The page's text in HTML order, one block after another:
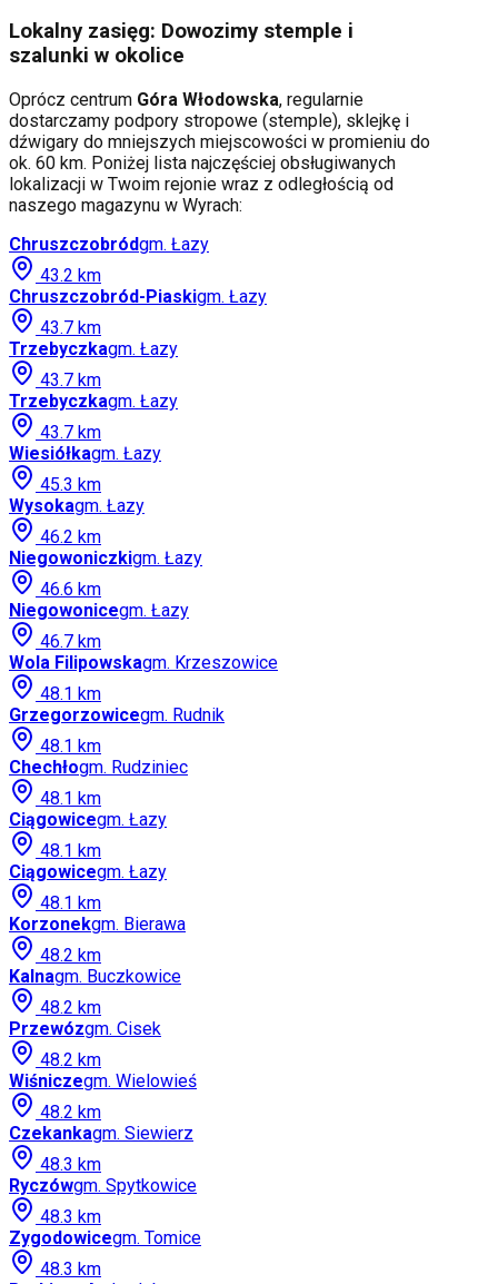
Lokalny zasięg: Dowozimy stemple i
szalunki w okolice
Oprócz centrum Góra Włodowska, regularnie
dostarczamy podpory stropowe (stemple), sklejkę i
dźwigary do mniejszych miejscowości w promieniu do
ok. 60 km. Poniżej lista najczęściej obsługiwanych
lokalizacji w Twoim rejonie wraz z odległością od
naszego magazynu w Wyrach:
Chruszczobródgm. Łazy
43.2 km
Chruszczobród-Piaskigm. Łazy
43.7 km
Trzebyczkagm. Łazy
43.7 km
Trzebyczkagm. Łazy
43.7 km
Wiesiółkagm. Łazy
45.3 km
Wysokagm. Łazy
46.2 km
Niegowoniczkigm. Łazy
46.6 km
Niegowonicegm. Łazy
46.7 km
Wola Filipowskagm. Krzeszowice
48.1 km
Grzegorzowicegm. Rudnik
48.1 km
Chechłogm. Rudziniec
48.1 km
Ciągowicegm. Łazy
48.1 km
Ciągowicegm. Łazy
48.1 km
Korzonekgm. Bierawa
48.2 km
Kalnagm. Buczkowice
48.2 km
Przewózgm. Cisek
48.2 km
Wiśniczegm. Wielowieś
48.2 km
Czekankagm. Siewierz
48.3 km
Ryczówgm. Spytkowice
48.3 km
Zygodowicegm. Tomice
48.3 km